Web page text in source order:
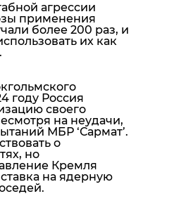
агрессии
применения
более 200 раз, и
их как
году Россия
своего
на неудачи,
МБР ‘Сармат’.
о
но
Кремля
на ядерную